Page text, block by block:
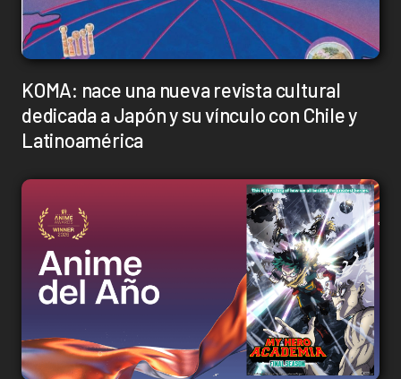
KOMA: nace una nueva revista cultural
dedicada a Japón y su vínculo con Chile y
Latinoamérica